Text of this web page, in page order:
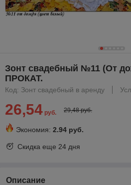
Зонт свадебный №11 (От
ПРОКАТ.
Код: Зонт свадебный в аренду
26,54 руб. 29,48 руб.
Экономия: 2.94 руб.
Скидка еще 24 дня
Описание